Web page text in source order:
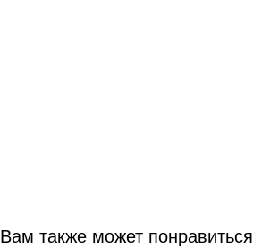
Вам также может понравиться